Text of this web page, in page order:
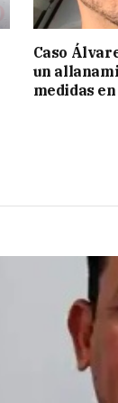
Caso
un
medidas